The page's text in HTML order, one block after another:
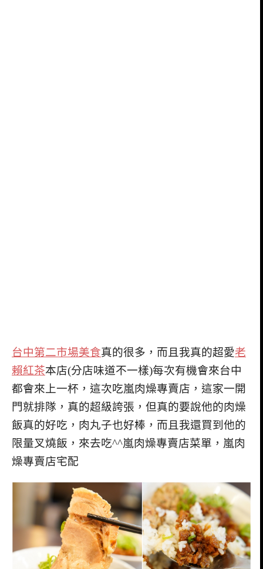
台中第二市場美食真的很多，而且我真的超愛老
賴紅茶本店(分店味道不一樣)每次有機會來台中
都會來上一杯，這次吃嵐肉燥專賣店，這家一開
門就排隊，真的超級誇張，但真的要說他的肉燥
飯真的好吃，肉丸子也好棒，而且我還買到他的
限量叉燒飯，來去吃^^嵐肉燥專賣店菜單，嵐肉
燥專賣店宅配